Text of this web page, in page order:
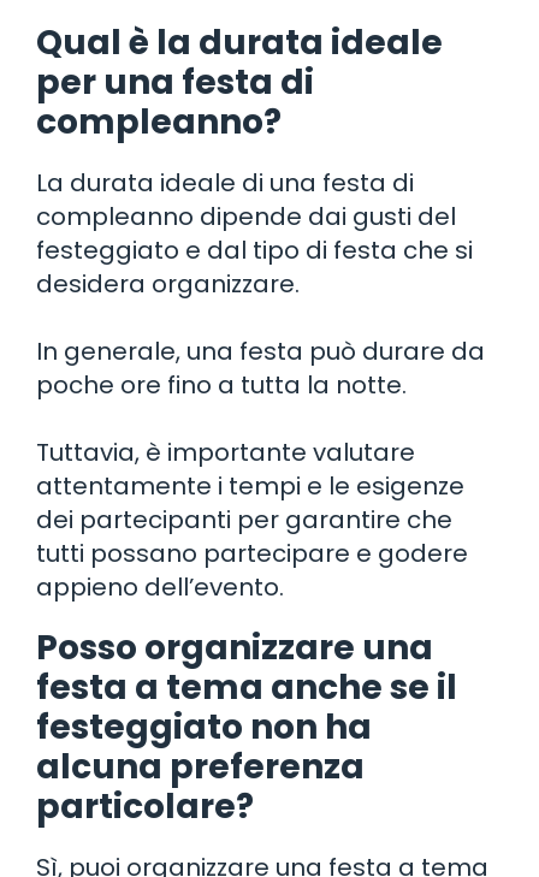
Qual è la durata ideale
per una festa di
compleanno?
La durata ideale di una festa di
compleanno dipende dai gusti del
festeggiato e dal tipo di festa che si
desidera organizzare.
In generale, una festa può durare da
poche ore fino a tutta la notte.
Tuttavia, è importante valutare
attentamente i tempi e le esigenze
dei partecipanti per garantire che
tutti possano partecipare e godere
appieno dell’evento.
Posso organizzare una
festa a tema anche se il
festeggiato non ha
alcuna preferenza
particolare?
Sì, puoi organizzare una festa a tema